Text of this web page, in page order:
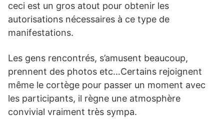
ceci est un gros atout pour obtenir les
autorisations nécessaires à ce type de
manifestations.
Les gens rencontrés, s’amusent beaucoup,
prennent des photos etc…Certains rejoignent
même le cortège pour passer un moment avec
les participants, il règne une atmosphère
convivial vraiment très sympa.